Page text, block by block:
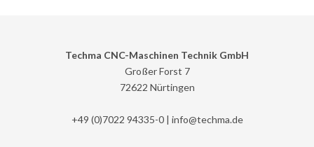
Techma CNC-Maschinen Technik GmbH
Großer Forst 7
72622 Nürtingen
+49 (0)7022 94335-0 | info@techma.de